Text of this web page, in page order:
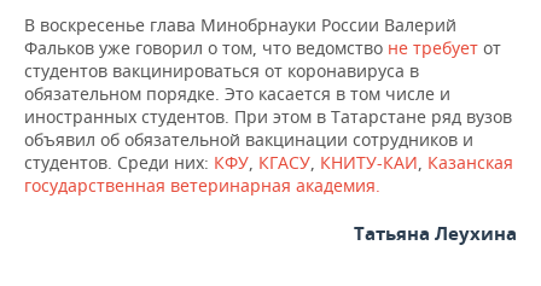
В воскресенье глава Минобрнауки России Валерий
Фальков уже говорил о том, что ведомство не требует от
студентов вакцинироваться от коронавируса в
обязательном порядке. Это касается в том числе и
иностранных студентов. При этом в Татарстане ряд вузов
объявил об обязательной вакцинации сотрудников и
студентов. Среди них: КФУ, КГАСУ, КНИТУ-КАИ, Казанская
государственная ветеринарная академия.
Татьяна Леухина